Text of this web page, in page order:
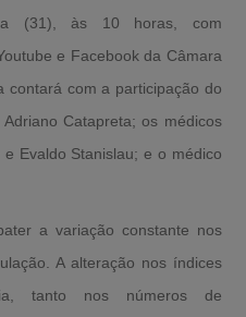
(31), às 10 horas, com
e Facebook da Câmara
contará com a participação do
Catapreta; os médicos
Evaldo Stanislau; e o médico
a variação constante nos
A alteração nos índices
tanto nos números de